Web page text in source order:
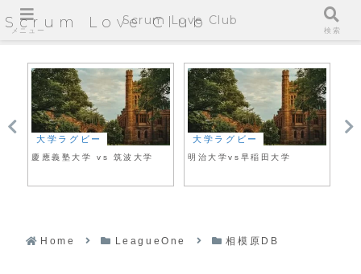
Scrum Love Club
大学ラグビー
慶應義塾大学 vs 筑波大学
大学ラグビー
明治大学vs早稲田大学
Home LeagueOne 相模原DB
メニュー
Scrum Love Club
検索